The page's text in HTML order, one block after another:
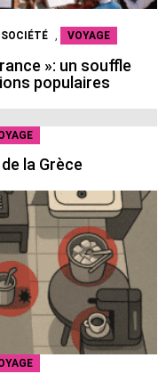
SOCIÉTÉ VOYAGE
»: un souffle
populaires
la Grèce